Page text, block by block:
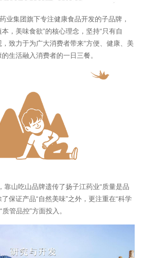
业集团旗下专注健康食品开发的子品牌，
，美味食欲”的核心理念，坚持“只有自
致力于为广大消费者带来“方便、健康、美
生活融入消费者的一日三餐。
靠山吃山品牌遗传了扬子江药业“质量是品
保证产品“自然美味”之外，更注重在“科学
管品控”方面投入。